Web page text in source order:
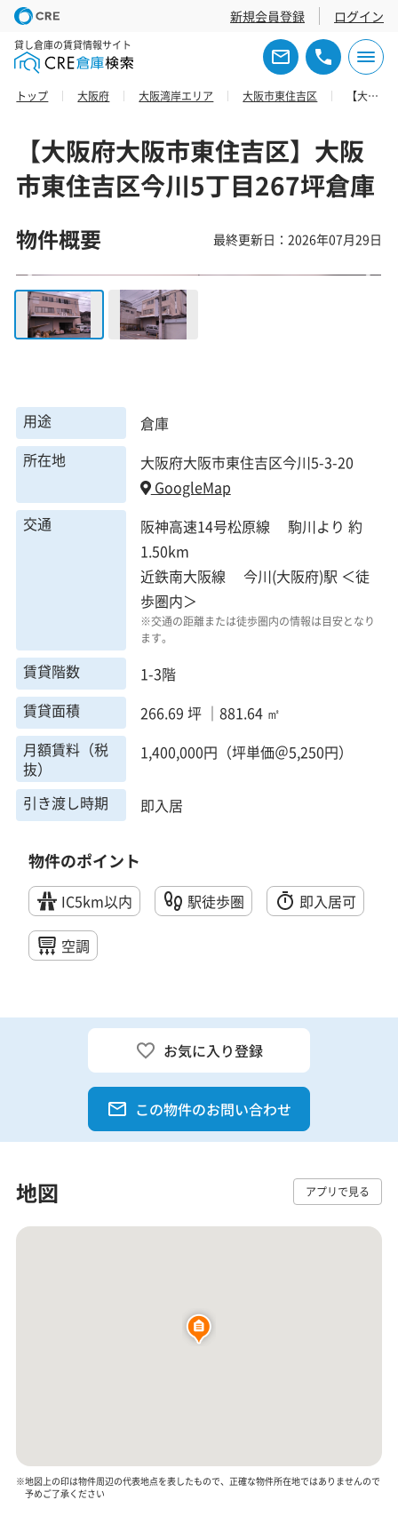
新規会員登録 ログイン
貸し倉庫の賃貸情報サイト
トップ 大阪府 大阪湾岸エリア 大阪市東住吉区 【大阪府大阪市東住吉区】大阪市東住吉区今川5丁目267坪倉庫
【大阪府大阪市東住吉区】大阪
市東住吉区今川5丁目267坪倉庫
物件概要 最終更新日：2026年07月29日
用途
倉庫
所在地
大阪府大阪市東住吉区今川5-3-20
GoogleMap
交通
阪神高速14号松原線 駒川より 約
1.50km
近鉄南大阪線 今川(大阪府)駅 ＜徒
歩圏内＞
※交通の距離または徒歩圏内の情報は目安となり
ます。
賃貸階数
1-3階
賃貸面積
266.69 坪 ｜881.64 ㎡
月額賃料（税
抜）
1,400,000円（坪単価＠5,250円）
引き渡し時期 即入居
物件のポイント
IC5km以内 駅徒歩圏 即入居可
空調
お気に入り登録
この物件のお問い合わせ
地図 アプリで見る
※地図上の印は物件周辺の代表地点を表したもので、正確な物件所在地ではありませんので
予めご了承ください